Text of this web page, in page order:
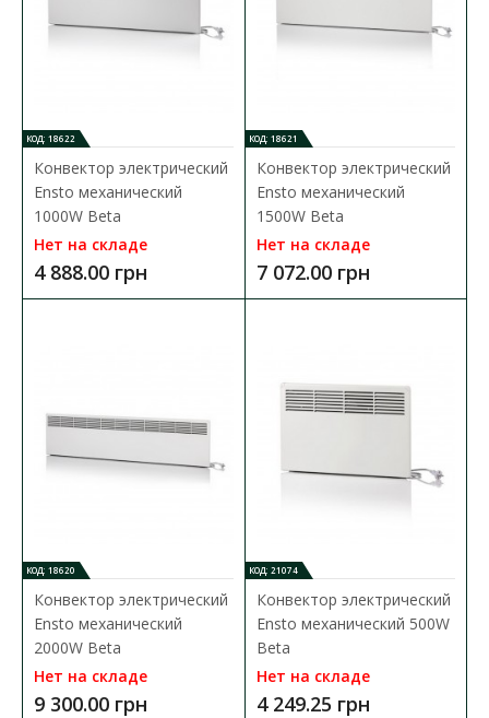
температуре поверхности и автоматической защите от..
В КОРЗИНУ
В сравнения
В закладки
КОД: 18622
Конвектор электрический
Ensto механический
1000W Beta
Нет на складе
4 888.00 грн
КОД: 18621
Конвектор электрический
Ensto механический
1500W Beta
Нет на складе
7 072.00 грн
КОД: 18620
Конвектор электрический
Ensto механический
2000W Beta
Нет на складе
9 300.00 грн
КОД: 21074
Конвектор электрический
Ensto механический 500W
Beta
Нет на складе
4 249.25 грн